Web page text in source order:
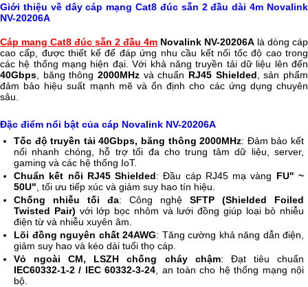
Giới thiệu về dây cáp mạng Cat8 đúc sẵn 2 đầu dài 4m Novalink
NV-20206A
Cáp mạng Cat8 đúc sẵn 2 đầu 4m Novalink NV-20206A là dòng cáp
cao cấp, được thiết kế để đáp ứng nhu cầu kết nối tốc độ cao trong
các hệ thống mạng hiện đại. Với khả năng truyền tải dữ liệu lên đến
40Gbps , băng thông 2000MHz và chuẩn RJ45 Shielded , sản phẩm
đảm bảo hiệu suất mạnh mẽ và ổn định cho các ứng dụng chuyên
sâu.
Đặc điểm nổi bật của cáp Novalink NV-20206A
Tốc độ truyền tải 40Gbps, băng thông 2000MHz: Đảm bảo kết
nối nhanh chóng, hỗ trợ tối đa cho trung tâm dữ liệu, server,
gaming và các hệ thống IoT.
Chuẩn kết nối RJ45 Shielded: Đầu cáp RJ45 mạ vàng FU" ~
50U" , tối ưu tiếp xúc và giảm suy hao tín hiệu.
Chống nhiễu tối đa: Công nghệ SFTP (Shielded Foiled
Twisted Pair) với lớp bọc nhôm và lưới đồng giúp loại bỏ nhiễu
điện từ và nhiễu xuyên âm.
Lõi đồng nguyên chất 24AWG: Tăng cường khả năng dẫn điện,
giảm suy hao và kéo dài tuổi thọ cáp.
Vỏ ngoài CM, LSZH chống cháy chậm: Đạt tiêu chuẩn
IEC60332-1-2 / IEC 60332-3-24 , an toàn cho hệ thống mạng nội
bộ.